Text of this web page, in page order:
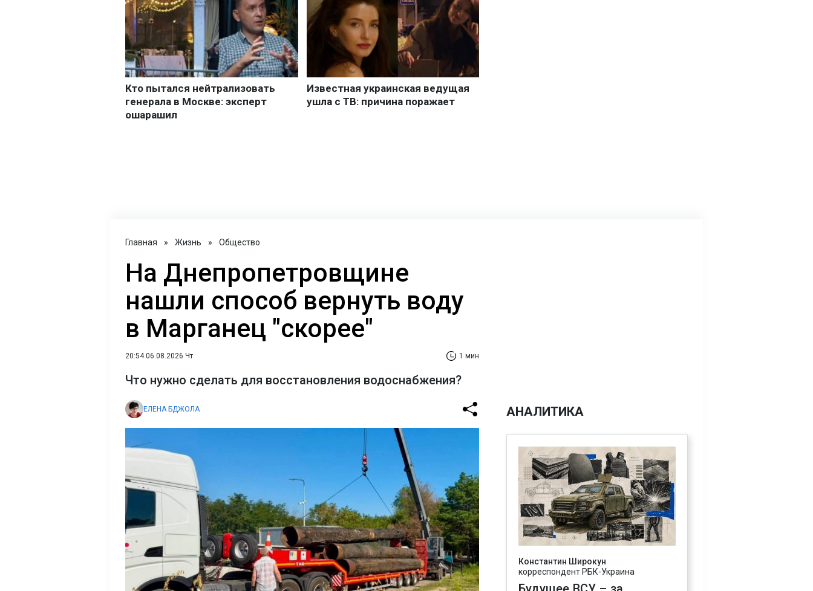
Главная » Жизнь » Общество
На Днепропетровщине
нашли способ вернуть воду
в Марганец "скорее"
20:54 06.08.2026 Чт 1 мин
Что нужно сделать для восстановления водоснабжения?
ЕЛЕНА БДЖОЛА АНАЛИТИКА
Константин Широкун
корреспондент РБК-Украина